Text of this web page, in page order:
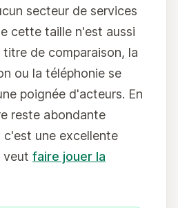
secteur de services
cette taille n'est aussi
de comparaison, la
ou la téléphonie se
poignée d'acteurs. En
reste abondante
c'est une excellente
veut faire jouer la